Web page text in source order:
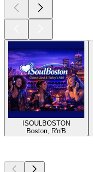
ISOULBOSTON
Boston, R'n'B